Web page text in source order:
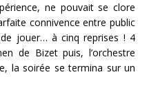
ne pouvait se clore
connivence entre public
jouer… à cinq reprises ! 4
de Bizet puis, l’orchestre
la soirée se termina sur un